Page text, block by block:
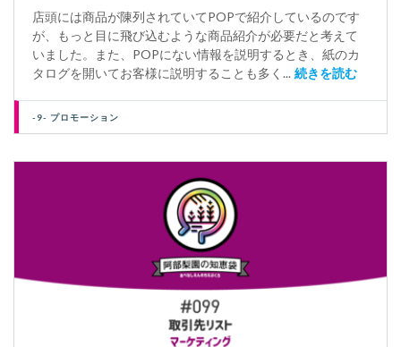
店頭には商品が陳列されていてPOPで紹介しているのです
が、もっと目に飛び込むような商品紹介が必要だと考えて
いました。また、POPにない情報を説明するとき、紙のカ
タログを開いてお客様に説明することも多く... 続きを読む
-9- プロモーション